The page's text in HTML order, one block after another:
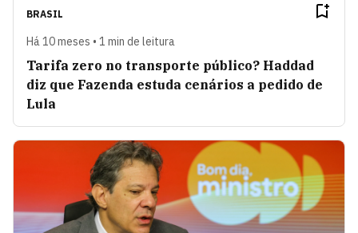
BRASIL
Há 10 meses • 1 min de leitura
Tarifa zero no transporte público? Haddad
diz que Fazenda estuda cenários a pedido de
Lula